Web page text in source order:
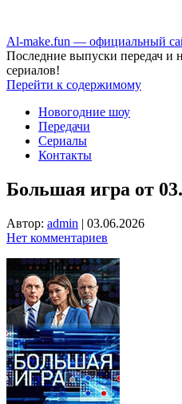
Аl-make.fun — официальный
Последние выпуски передач
сериалов!
Перейти к содержимому
Новогодние шоу
Передачи
Сериалы
Контакты
Большая игра от
Автор: admin | 03.06.2026
Нет комментариев